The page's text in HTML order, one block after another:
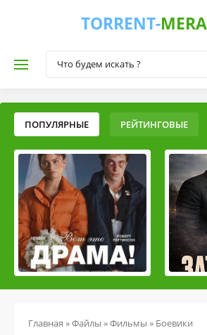
TORRENT-
ПОПУЛЯРНЫЕ РЕЙТИНГОВЫЕ
Главная »Файлы »Фильмы » Боевики